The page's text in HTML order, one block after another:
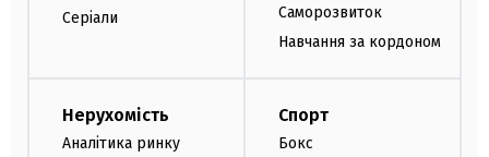
Серіали
Саморозвиток
Навчання за кордоном
Нерухомість
Аналітика ринку
Спорт
Бокс